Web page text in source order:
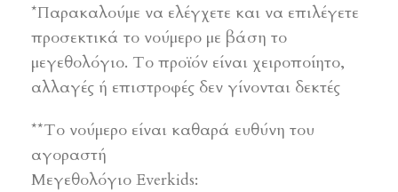
*Παρακαλούμε να ελέγχετε και να επιλέγετε
προσεκτικά το νούμερο με βάση το
μεγεθολόγιο. Το προϊόν είναι χειροποίητο,
αλλαγές ή επιστροφές δεν γίνονται δεκτές
**Το νούμερο είναι καθαρά ευθύνη του
αγοραστή
Μεγεθολόγιο Everkids: